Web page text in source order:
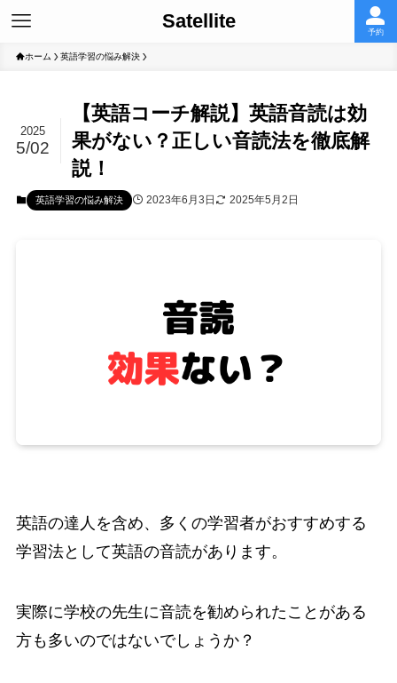
Satellite 予約
ホーム 英語学習の悩み解決
【英語コーチ解説】英語音読は効
果がない？正しい音読法を徹底解
説！
2025
5/02
英語学習の悩み解決 2023年6月3日 2025年5月2日
英語の達人を含め、多くの学習者がおすすめする
学習法として英語の音読があります。
実際に学校の先生に音読を勧められたことがある
方も多いのではないでしょうか？